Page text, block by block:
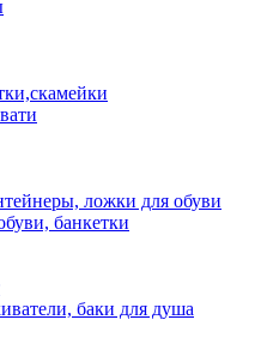
ложки для обуви
банкетки
баки для душа